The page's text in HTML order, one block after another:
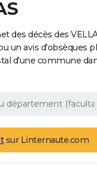
des décès des
un avis d'obsèques
d'une commune
sur Linternaute.com